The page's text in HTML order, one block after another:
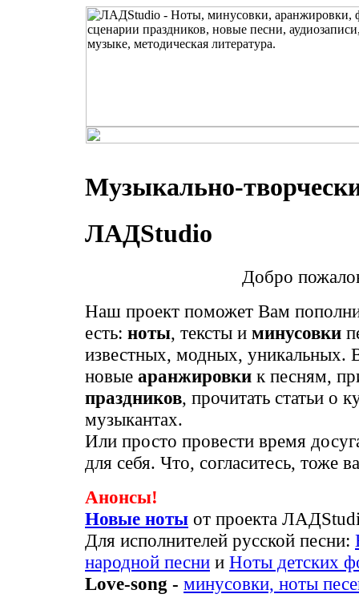
Музыкально-
ЛАДStudio
Добро
Наш проект поможет Вам
есть: ноты, тексты и минусовки
известных, модных, уникальных.
новые аранжировки к песням,
праздников, прочитать статьи о
музыкантах.
Или просто провести время
для себя. Что, согласитесь, тоже
Анонсы!
Новые ноты от проекта
Для исполнителей русской песни:
народной песни и Ноты детских
Love-song - минусовки, ноты